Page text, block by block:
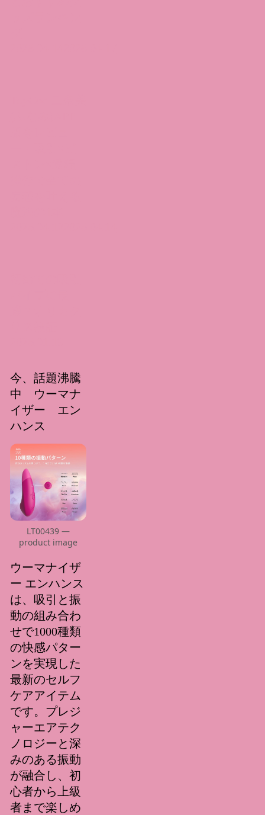
今、話題沸騰
中 ウーマナ
イザー エン
ハンス
LT00439 —
product image
ウーマナイザ
ー エンハンス
は、吸引と振
動の組み合わ
せで1000種類
の快感パター
ンを実現した
最新のセルフ
ケアアイテム
です。プレジ
ャーエアテク
ノロジーと深
みのある振動
が融合し、初
心者から上級
者まで楽しめ